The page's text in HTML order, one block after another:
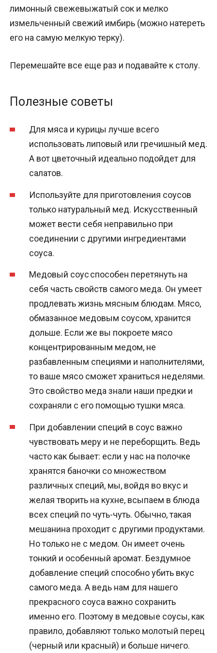
лимонный свежевыжатый сок и мелко
измельченный свежий имбирь (можно натереть
его на самую мелкую терку).
Перемешайте все еще раз и подавайте к столу.
Полезные советы
Для мяса и курицы лучше всего
использовать липовый или гречишный мед.
А вот цветочный идеально подойдет для
салатов.
Используйте для приготовления соусов
только натуральный мед. Искусственный
может вести себя неправильно при
соединении с другими ингредиентами
соуса.
Медовый соус способен перетянуть на
себя часть свойств самого меда. Он умеет
продлевать жизнь мясным блюдам. Мясо,
обмазанное медовым соусом, хранится
дольше. Если же вы покроете мясо
концентрированным медом, не
разбавленным специями и наполнителями,
то ваше мясо сможет храниться неделями.
Это свойство меда знали наши предки и
сохраняли с его помощью тушки мяса.
При добавлении специй в соус важно
чувствовать меру и не переборщить. Ведь
часто как бывает: если у нас на полочке
хранятся баночки со множеством
различных специй, мы, войдя во вкус и
желая творить на кухне, всыпаем в блюда
всех специй по чуть-чуть. Обычно, такая
мешанина проходит с другими продуктами.
Но только не с медом. Он имеет очень
тонкий и особенный аромат. Бездумное
добавление специй способно убить вкус
самого меда. А ведь нам для нашего
прекрасного соуса важно сохранить
именно его. Поэтому в медовые соусы, как
правило, добавляют только молотый перец
(черный или красный) и больше ничего.